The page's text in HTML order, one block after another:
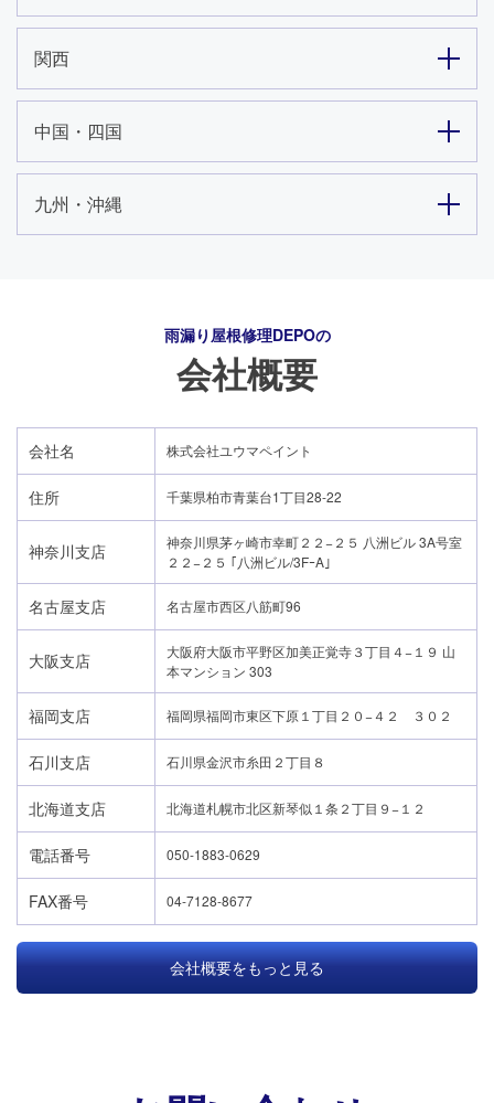
関西
中国・四国
九州・沖縄
雨漏り屋根修理DEPOの
会社概要
会社名 株式会社ユウマペイント
住所 千葉県柏市青葉台1丁目28-22
神奈川支店
神奈川県茅ヶ崎市幸町２２−２５ 八洲ビル 3A号室
２２−２５ ｢八洲ビル/3FｰA｣
名古屋支店 名古屋市西区八筋町96
大阪支店
大阪府大阪市平野区加美正覚寺３丁目４−１９ 山
本マンション 303
福岡支店 福岡県福岡市東区下原１丁目２０−４２ ３０２
石川支店 石川県金沢市糸田２丁目８
北海道支店 北海道札幌市北区新琴似１条２丁目９−１２
電話番号 050-1883-0629
FAX番号 04-7128-8677
会社概要をもっと見る